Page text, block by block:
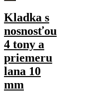
Kladka s
nosnosťou
4 tony a
priemeru
lana 10
mm